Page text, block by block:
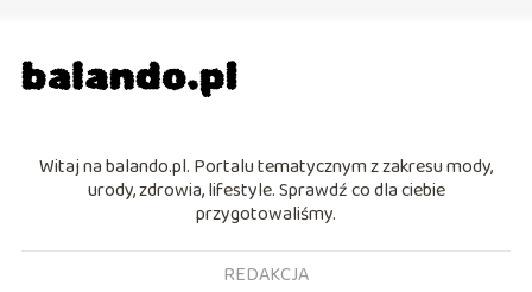
Witaj na balando.pl. Portalu tematycznym z zakresu mody,
urody, zdrowia, lifestyle. Sprawdź co dla ciebie
przygotowaliśmy.
REDAKCJA